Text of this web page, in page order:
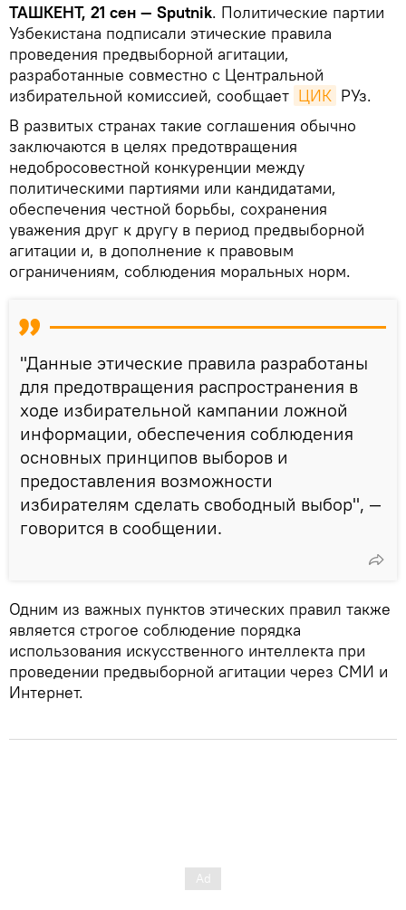
ТАШКЕНТ, 21 сен — Sputnik. Политические партии
Узбекистана подписали этические правила
проведения предвыборной агитации,
разработанные совместно с Центральной
избирательной комиссией, сообщает ЦИК РУз.
В развитых странах такие соглашения обычно
заключаются в целях предотвращения
недобросовестной конкуренции между
политическими партиями или кандидатами,
обеспечения честной борьбы, сохранения
уважения друг к другу в период предвыборной
агитации и, в дополнение к правовым
ограничениям, соблюдения моральных норм.
"Данные этические правила разработаны
для предотвращения распространения в
ходе избирательной кампании ложной
информации, обеспечения соблюдения
основных принципов выборов и
предоставления возможности
избирателям сделать свободный выбор", —
говорится в сообщении.
Одним из важных пунктов этических правил также
является строгое соблюдение порядка
использования искусственного интеллекта при
проведении предвыборной агитации через СМИ и
Интернет.